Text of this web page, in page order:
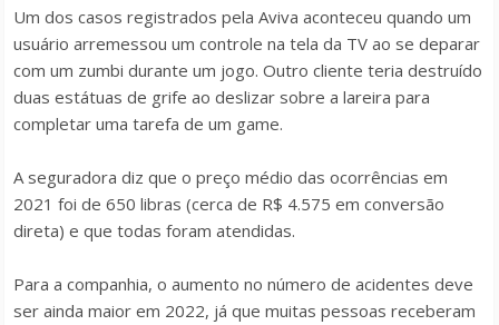
Um dos casos registrados pela Aviva aconteceu quando um
usuário arremessou um controle na tela da TV ao se deparar
com um zumbi durante um jogo. Outro cliente teria destruído
duas estátuas de grife ao deslizar sobre a lareira para
completar uma tarefa de um game.
A seguradora diz que o preço médio das ocorrências em
2021 foi de 650 libras (cerca de R$ 4.575 em conversão
direta) e que todas foram atendidas.
Para a companhia, o aumento no número de acidentes deve
ser ainda maior em 2022, já que muitas pessoas receberam